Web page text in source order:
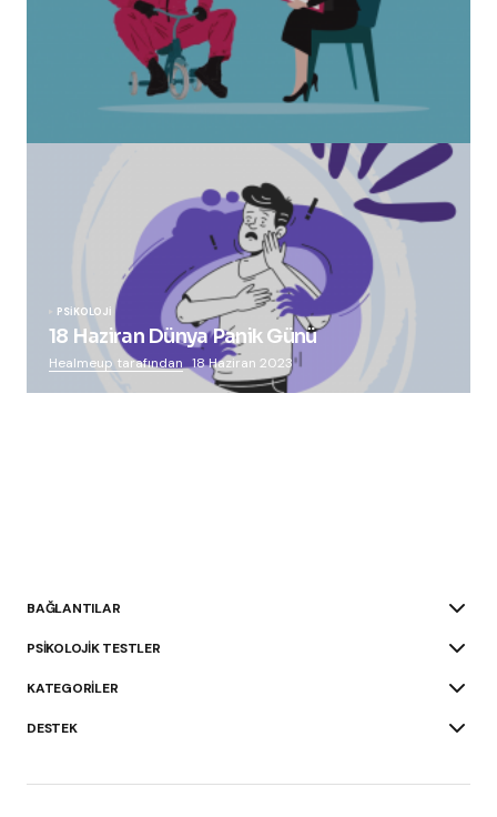
“Squid Game” Bize Ne Anlatmak İstiyor?
PSIKOLOJI
18 Haziran Dünya Panik Günü
Healmeup tarafından 18 Haziran 2023
BAĞLANTILAR
PSIKOLOJIK TESTLER
KATEGORILER
DESTEK